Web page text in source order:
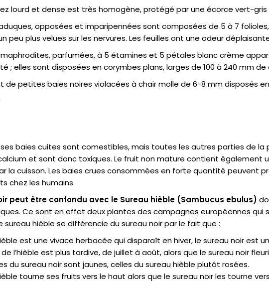
lourd et dense est très homogène, protégé par une écorce vert-
opposées et imparipennées sont composées de 5 à 7
peu plus velues sur les nervures. Les feuilles ont une odeur
parfumées, à 5 étamines et 5 pétales blanc crème
; elles sont disposées en corymbes plans, larges de 100 à 240 mm
de petites baies noires violacées à chair molle de 6-8 mm disposés
baies cuites sont comestibles, mais toutes les autres parties de
et sont donc toxiques. Le fruit non mature contient également
la cuisson. Les baies crues consommées en forte quantité peuvent
chez les humains
peut être confondu avec le Sureau hièble (Sambucus ebulus)
Ce sont en effet deux plantes des campagnes européennes qui
sureau hièble se différencie du sureau noir par le fait que :
est une vivace herbacée qui disparaît en hiver, le sureau noir est
l’hièble est plus tardive, de juillet à août, alors que le sureau noir
du sureau noir sont jaunes, celles du sureau hièble plutôt rosées.
tourne ses fruits vers le haut alors que le sureau noir les tourne